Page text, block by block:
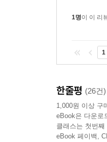
1명이 이 리
1
한줄평 (26건)
1,000원 이상 구
eBook은 다운로
클래스는 첫번
eBook 페이백,